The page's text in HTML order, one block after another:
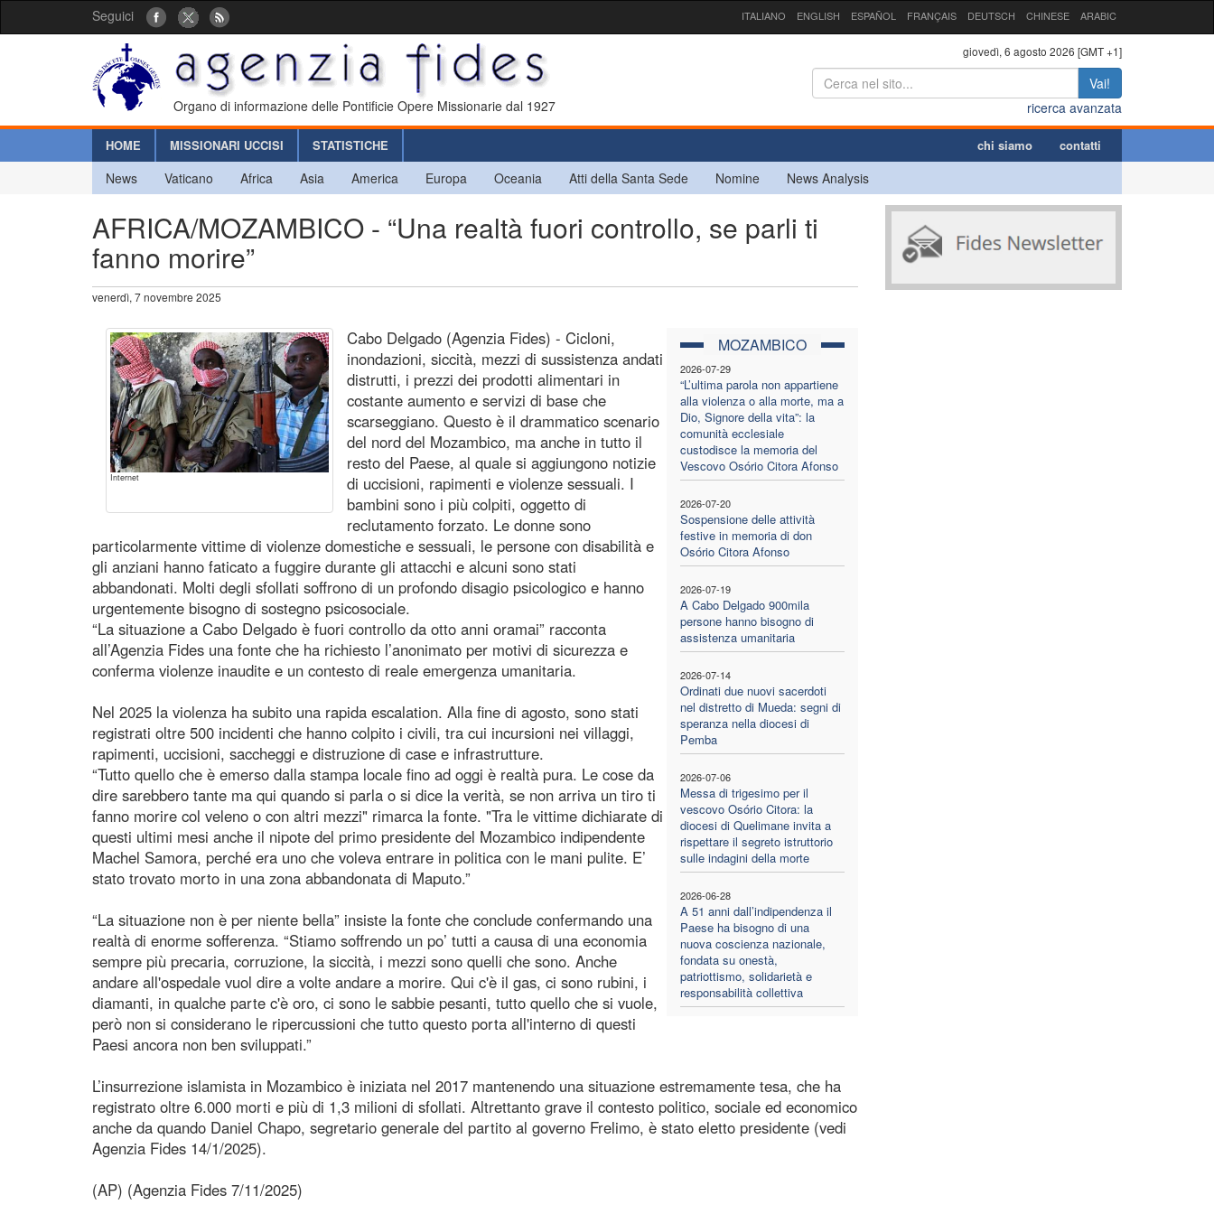
Seguici ITALIANO ENGLISH ESPAÑOL FRANÇAIS DEUTSCH CHINESE ARABIC
Organo di informazione delle Pontificie Opere Missionarie dal 1927
giovedì, 6 agosto 2026 [GMT +1]
Vai!
ricerca avanzata
HOME MISSIONARI UCCISI STATISTICHE chi siamo contatti
News Vaticano Africa Asia America Europa Oceania Atti della Santa Sede Nomine News Analysis
AFRICA/MOZAMBICO - “Una realtà fuori controllo, se parli ti
fanno morire”
venerdì, 7 novembre 2025
Internet
MOZAMBICO
2026-07-29
“L’ultima parola non appartiene
alla violenza o alla morte, ma a
Dio, Signore della vita”: la
comunità ecclesiale
custodisce la memoria del
Vescovo Osório Citora Afonso
2026-07-20
Sospensione delle attività
festive in memoria di don
Osório Citora Afonso
2026-07-19
A Cabo Delgado 900mila
persone hanno bisogno di
assistenza umanitaria
2026-07-14
Ordinati due nuovi sacerdoti
nel distretto di Mueda: segni di
speranza nella diocesi di
Pemba
2026-07-06
Messa di trigesimo per il
vescovo Osório Citora: la
diocesi di Quelimane invita a
rispettare il segreto istruttorio
sulle indagini della morte
2026-06-28
A 51 anni dall’indipendenza il
Paese ha bisogno di una
nuova coscienza nazionale,
fondata su onestà,
patriottismo, solidarietà e
responsabilità collettiva
Cabo Delgado (Agenzia Fides) - Cicloni,
inondazioni, siccità, mezzi di sussistenza andati
distrutti, i prezzi dei prodotti alimentari in
costante aumento e servizi di base che
scarseggiano. Questo è il drammatico scenario
del nord del Mozambico, ma anche in tutto il
resto del Paese, al quale si aggiungono notizie
di uccisioni, rapimenti e violenze sessuali. I
bambini sono i più colpiti, oggetto di
reclutamento forzato. Le donne sono
particolarmente vittime di violenze domestiche e sessuali, le persone con disabilità e
gli anziani hanno faticato a fuggire durante gli attacchi e alcuni sono stati
abbandonati. Molti degli sfollati soffrono di un profondo disagio psicologico e hanno
urgentemente bisogno di sostegno psicosociale.
“La situazione a Cabo Delgado è fuori controllo da otto anni oramai” racconta
all’Agenzia Fides una fonte che ha richiesto l’anonimato per motivi di sicurezza e
conferma violenze inaudite e un contesto di reale emergenza umanitaria.
Nel 2025 la violenza ha subito una rapida escalation. Alla fine di agosto, sono stati
registrati oltre 500 incidenti che hanno colpito i civili, tra cui incursioni nei villaggi,
rapimenti, uccisioni, saccheggi e distruzione di case e infrastrutture.
“Tutto quello che è emerso dalla stampa locale fino ad oggi è realtà pura. Le cose da
dire sarebbero tante ma qui quando si parla o si dice la verità, se non arriva un tiro ti
fanno morire col veleno o con altri mezzi" rimarca la fonte. "Tra le vittime dichiarate di
questi ultimi mesi anche il nipote del primo presidente del Mozambico indipendente
Machel Samora, perché era uno che voleva entrare in politica con le mani pulite. E’
stato trovato morto in una zona abbandonata di Maputo.”
“La situazione non è per niente bella” insiste la fonte che conclude confermando una
realtà di enorme sofferenza. “Stiamo soffrendo un po’ tutti a causa di una economia
sempre più precaria, corruzione, la siccità, i mezzi sono quelli che sono. Anche
andare all'ospedale vuol dire a volte andare a morire. Qui c'è il gas, ci sono rubini, i
diamanti, in qualche parte c'è oro, ci sono le sabbie pesanti, tutto quello che si vuole,
però non si considerano le ripercussioni che tutto questo porta all'interno di questi
Paesi ancora non ben sviluppati.”
L’insurrezione islamista in Mozambico è iniziata nel 2017 mantenendo una situazione estremamente tesa, che ha
registrato oltre 6.000 morti e più di 1,3 milioni di sfollati. Altrettanto grave il contesto politico, sociale ed economico
anche da quando Daniel Chapo, segretario generale del partito al governo Frelimo, è stato eletto presidente (vedi
Agenzia Fides 14/1/2025).
(AP) (Agenzia Fides 7/11/2025)